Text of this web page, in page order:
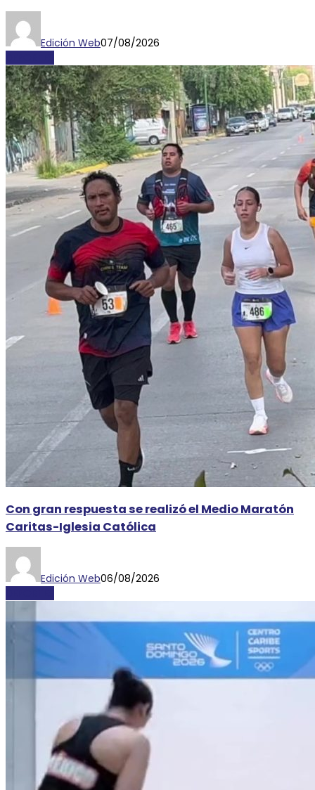
Edición Web07/08/2026
Con gran respuesta se realizó el Medio Maratón
Caritas-Iglesia Católica
Edición Web06/08/2026